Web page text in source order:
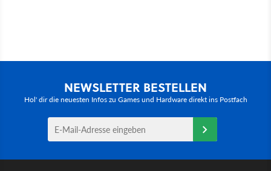
NEWSLETTER BESTELLEN
Hol' dir die neuesten Infos zu Games und Hardware direkt ins Postfach